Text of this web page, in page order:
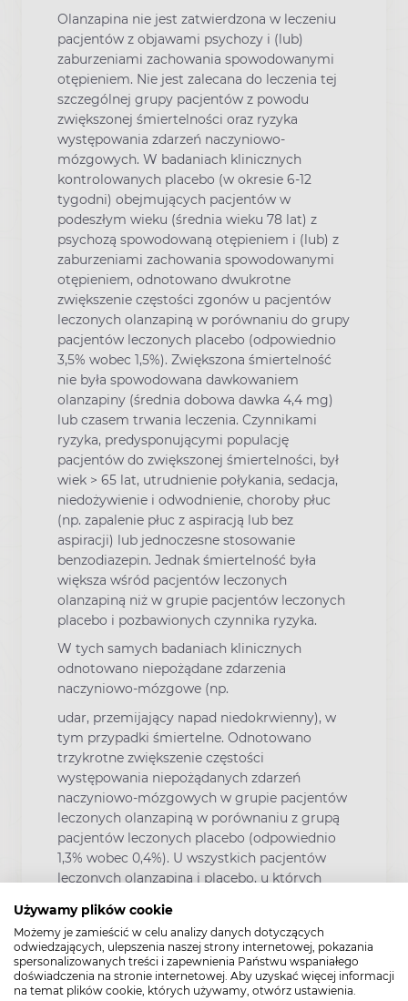
Używamy plików cookie
Możemy je zamieścić w celu analizy danych dotyczących
odwiedzających, ulepszenia naszej strony internetowej, pokazania
spersonalizowanych treści i zapewnienia Państwu wspaniałego
doświadczenia na stronie internetowej. Aby uzyskać więcej informacji
na temat plików cookie, których używamy, otwórz ustawienia.
Olanzapina nie jest zatwierdzona w leczeniu
pacjentów z objawami psychozy i (lub)
zaburzeniami zachowania spowodowanymi
otępieniem. Nie jest zalecana do leczenia tej
szczególnej grupy pacjentów z powodu
zwiększonej śmiertelności oraz ryzyka
występowania zdarzeń naczyniowo-
mózgowych. W badaniach klinicznych
kontrolowanych placebo (w okresie 6-12
tygodni) obejmujących pacjentów w
podeszłym wieku (średnia wieku 78 lat) z
psychozą spowodowaną otępieniem i (lub) z
zaburzeniami zachowania spowodowanymi
otępieniem, odnotowano dwukrotne
zwiększenie częstości zgonów u pacjentów
leczonych olanzapiną w porównaniu do grupy
pacjentów leczonych placebo (odpowiednio
3,5% wobec 1,5%). Zwiększona śmiertelność
nie była spowodowana dawkowaniem
olanzapiny (średnia dobowa dawka 4,4 mg)
lub czasem trwania leczenia. Czynnikami
ryzyka, predysponującymi populację
pacjentów do zwiększonej śmiertelności, był
wiek > 65 lat, utrudnienie połykania, sedacja,
niedożywienie i odwodnienie, choroby płuc
(np. zapalenie płuc z aspiracją lub bez
aspiracji) lub jednoczesne stosowanie
benzodiazepin. Jednak śmiertelność była
większa wśród pacjentów leczonych
olanzapiną niż w grupie pacjentów leczonych
placebo i pozbawionych czynnika ryzyka.
W tych samych badaniach klinicznych
odnotowano niepożądane zdarzenia
naczyniowo-mózgowe (np.
udar, przemijający napad niedokrwienny), w
tym przypadki śmiertelne. Odnotowano
trzykrotne zwiększenie częstości
występowania niepożądanych zdarzeń
naczyniowo-mózgowych w grupie pacjentów
leczonych olanzapiną w porównaniu z grupą
pacjentów leczonych placebo (odpowiednio
1,3% wobec 0,4%). U wszystkich pacjentów
leczonych olanzapiną i placebo, u których
stwierdzono czynniki zwiększające ryzyko.
Wiek > 75 lat, otępienie naczyniowe lub
mieszane były uznane za czynniki ryzyka
wystąpienia niepożądanych zdarzeń